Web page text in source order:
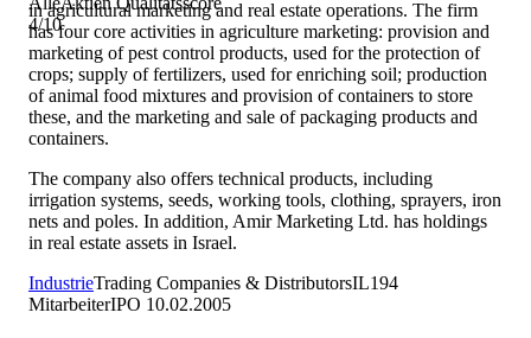
4/10
in agricultural marketing and real estate operations. The firm
has four core activities in agriculture marketing: provision and
marketing of pest control products, used for the protection of
crops; supply of fertilizers, used for enriching soil; production
of animal food mixtures and provision of containers to store
these, and the marketing and sale of packaging products and
containers.
The company also offers technical products, including
irrigation systems, seeds, working tools, clothing, sprayers, iron
nets and poles. In addition, Amir Marketing Ltd. has holdings
in real estate assets in Israel.
IndustrieTrading Companies & DistributorsIL194
MitarbeiterIPO 10.02.2005